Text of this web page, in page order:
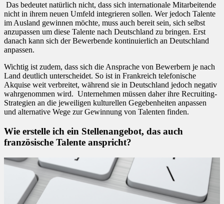
Das bedeutet natürlich nicht, dass sich internationale Mitarbeitende
nicht in ihrem neuen Umfeld integrieren sollen. Wer jedoch Talente
im Ausland gewinnen möchte, muss auch bereit sein, sich selbst
anzupassen um diese Talente nach Deutschland zu bringen. Erst
danach kann sich der Bewerbende kontinuierlich an Deutschland
anpassen.
Wichtig ist zudem, dass sich die Ansprache von Bewerbern je nach
Land deutlich unterscheidet. So ist in Frankreich telefonische
Akquise weit verbreitet, während sie in Deutschland jedoch negativ
wahrgenommen wird. Unternehmen müssen daher ihre Recruiting-
Strategien an die jeweiligen kulturellen Gegebenheiten anpassen
und alternative Wege zur Gewinnung von Talenten finden.
Wie erstelle ich ein Stellenangebot, das auch
französische Talente anspricht?